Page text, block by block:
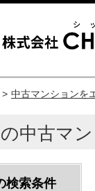
中古マンションを
中古マ
検索条件